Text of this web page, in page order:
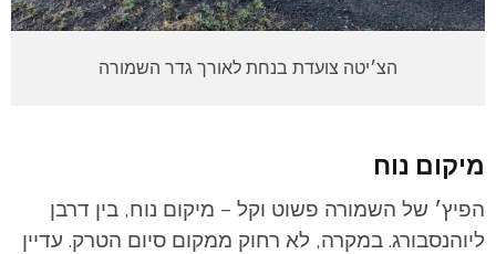
הצ׳יטה צועדת בנחת לאורך גדר השמורה
מיקום נוח
הפיץ׳ של השמורה פשוט וקל – מיקום נוח, בין דרבן
ליוהנסבורג. במקרה, לא רחוק ממקום סיום הטרק. עדיין